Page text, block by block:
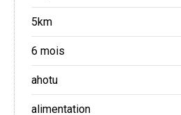
5km
6 mois
ahotu
alimentation